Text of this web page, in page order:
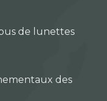
de lunettes
des